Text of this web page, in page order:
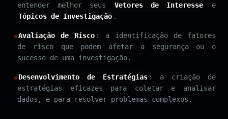
entender melhor seus
Vetores de Interesse
e
Tópicos de Investigação .
Avaliação de Risco : a identificação de fatores
de risco que podem afetar a segurança ou o
sucesso de uma investigação.
Desenvolvimento de Estratégias : a criação de
estratégias eficazes para coletar e analisar
dados, e para resolver problemas complexos.